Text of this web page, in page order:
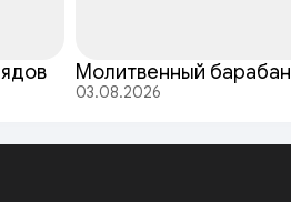
Молитвенный барабан
03.08.2026